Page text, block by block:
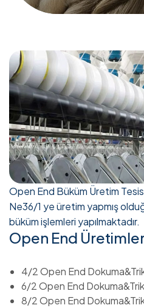
Open End Büküm Üretim
Ne36/1 ye üretim yapmış
büküm işlemleri yapılmaktadır.
Open End
4/2 Open End
6/2 Open End
8/2 Open End